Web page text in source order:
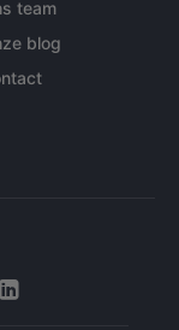
team
blog